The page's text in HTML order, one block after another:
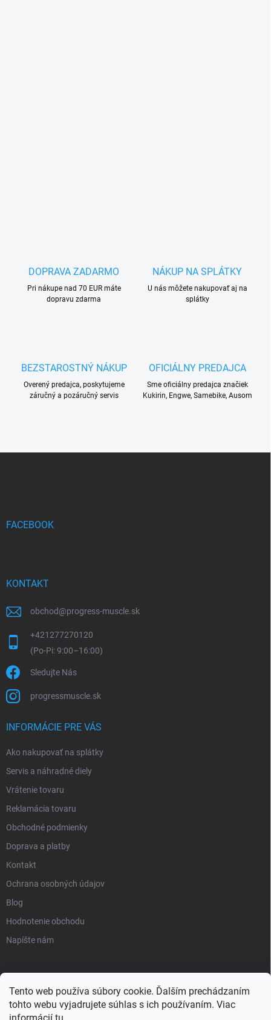
Tento web používa súbory cookie. Ďalším prechádzaním
tohto webu vyjadrujete súhlas s ich používaním. Viac
DOPRAVA ZADARMO
Pri nákupe nad 70 EUR máte
dopravu zdarma
NÁKUP NA SPLÁTKY
U nás môžete nakupovať aj na
splátky
BEZSTAROSTNÝ NÁKUP
Overený predajca, poskytujeme
záručný a pozáručný servis
OFICIÁLNY PREDAJCA
Sme oficiálny predajca značiek
Kukirin, Engwe, Samebike, Ausom
FACEBOOK
KONTAKT
obchod@progress-muscle.sk
+421277270120
Sledujte Nás
progressmuscle.sk
INFORMÁCIE PRE VÁS
Ako nakupovať na splátky
Servis a náhradné diely
Vrátenie tovaru
Reklamácia tovaru
Obchodné podmienky
Doprava a platby
Kontakt
Ochrana osobných údajov
Blog
Hodnotenie obchodu
Napíšte nám